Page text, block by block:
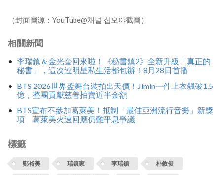
（封面圖源：YouTube@채널 십오야截圖）
相關新聞
李瑞鎮＆金光奎回來啦！《秘書鎮2》全新升級「真正的
秘書」，這次連明星私生活都包辦！8月28日首播
BTS 2026世界盃舞台裝拍出天價！Jimin一件上衣飆破1.5
億，整團貢獻慈善拍賣近半金額
BTS宣布不參加葛萊美！抵制「最佳亞洲流行音樂」新獎
項 葛萊美火速回應仍難平息爭議
標籤
鄭裕美 瑞鎮家 李瑞鎮 朴敘俊